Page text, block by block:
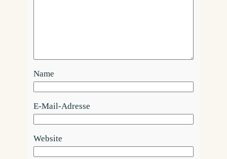
Name
E-Mail-Adresse
Website